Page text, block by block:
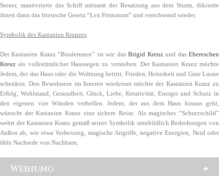
Steuer, manövrierte das Schiff mitsamt der Besatzung aus dem Sturm, diktierte
ihnen dann das friesische Gesetz “Lex Frisionum” und verschwand wieder.
Symbolik des Kastanien Kranzes:
Der Kastanien Kranz “Binderunen” ist wie dasBrigid Kreuzund dasEbereschen
Kreuz als volkstümlicher Haussegen zu verstehen. Der Kastanien Kranz möchte
Jedem, der das Haus oder die Wohnung betritt, Frieden, Heiterkeit und Gute Laune
schenken. Den Bewohnern im Inneren wiederum möchte der Kastanien Kranz zu
Erfolg, Wohlstand, Gesundheit, Glück, Liebe, Kreativität, Energie und Schutz in
den eigenen vier Wänden verhelfen. Jedem, der aus dem Haus hinaus geht,
wünscht der Kastanien Kranz eine sichere Reise. Als magisches “Schutzschild”
wehrt der Kastanien Kranz gemäß seiner Symbolik sinnbildlich Bedrohungen von
Außen ab, wie etwa Verhexung, magische Angriffe, negative Energien, Neid oder
üble Nachrede von Nachbarn,
Weihung